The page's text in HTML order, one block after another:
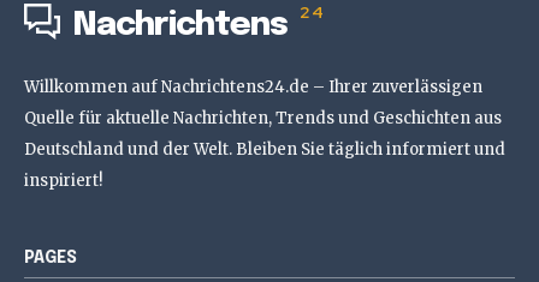
Nachrichtens 24
Willkommen auf Nachrichtens24.de – Ihrer zuverlässigen
Quelle für aktuelle Nachrichten, Trends und Geschichten aus
Deutschland und der Welt. Bleiben Sie täglich informiert und
inspiriert!
PAGES